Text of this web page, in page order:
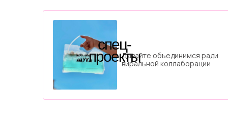
Давайте объединимся ради
виральной коллаборации
спец-
проекты